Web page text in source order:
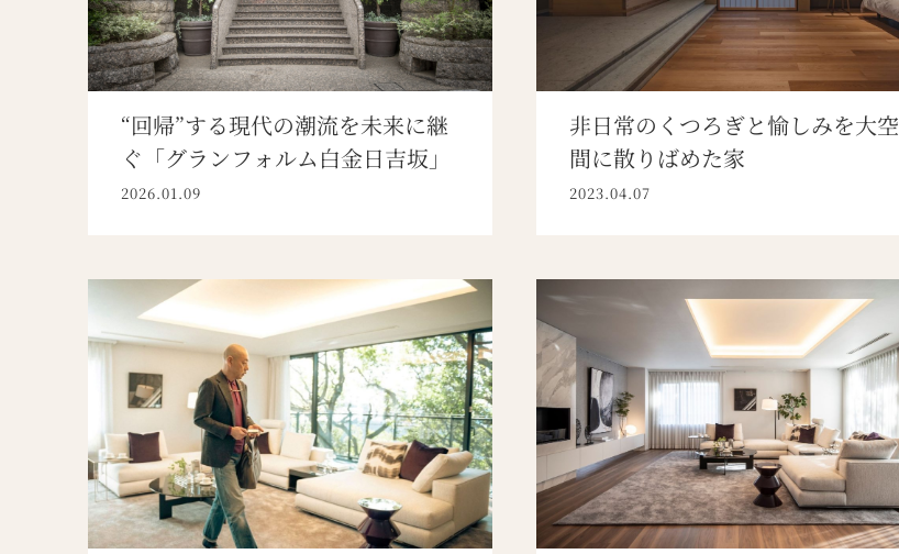
“回帰”する現代の潮流を未来に継
ぐ「グランフォルム白金日吉坂」
2026.01.09
非日常のくつろぎと愉しみを大空
間に散りばめた家
2023.04.07